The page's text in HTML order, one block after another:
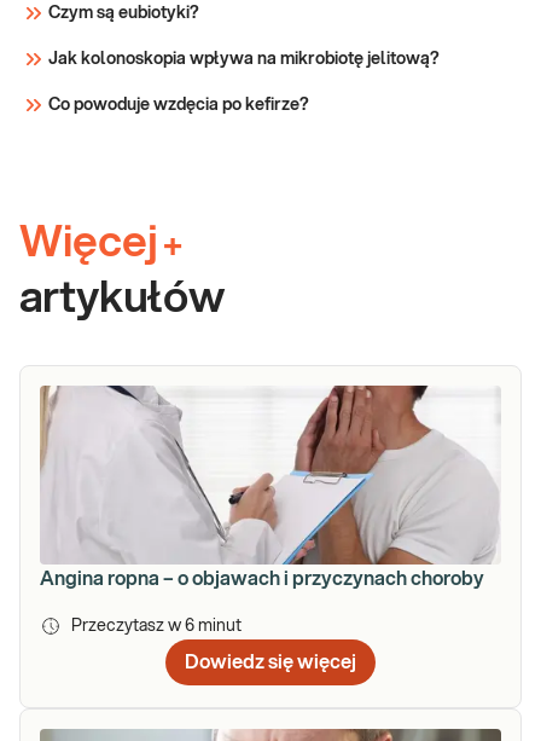
Czym są eubiotyki?
Jak kolonoskopia wpływa na mikrobiotę jelitową?
Co powoduje wzdęcia po kefirze?
Więcej +
artykułów
Angina ropna – o objawach i przyczynach choroby
Przeczytasz w 6 minut
Dowiedz się więcej